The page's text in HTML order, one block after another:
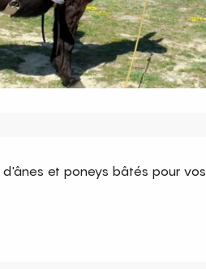
d'ânes et poneys bâtés pour vos